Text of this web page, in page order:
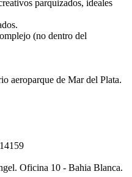
parquizados, ideales
(no dentro del
aeroparque de Mar del Plata.
Oficina 10 - Bahia Blanca.